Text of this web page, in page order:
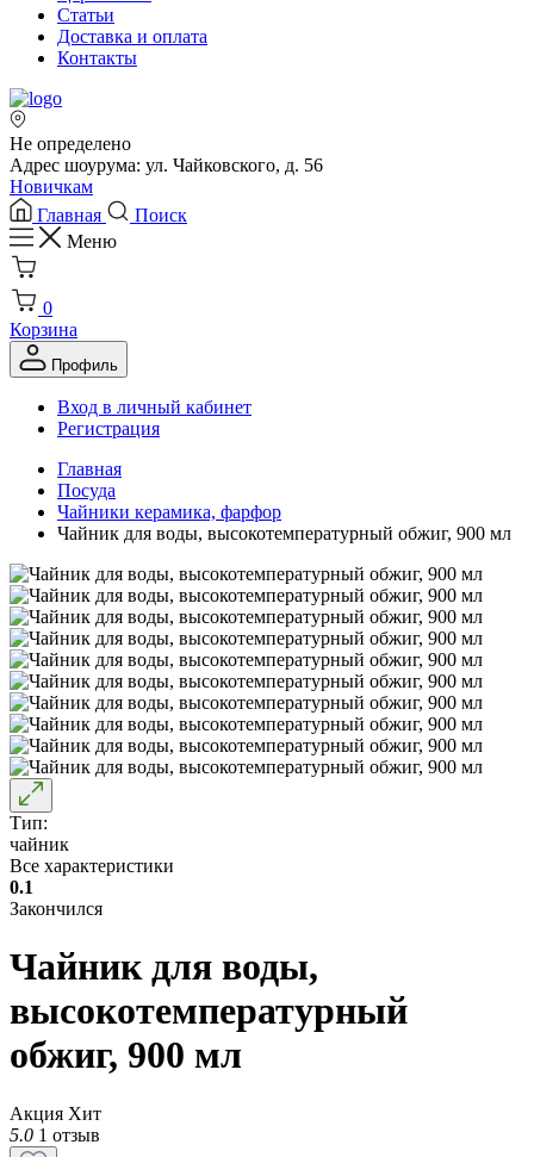
Статьи
Доставка и оплата
Контакты
Не определено
Адрес шоурума: ул. Чайковского, д. 56
Новичкам
Главная
Поиск
Меню
0
Корзина
Профиль
Вход в личный кабинет
Регистрация
Главная
Посуда
Чайники керамика, фарфор
Чайник для воды, высокотемпературный обжиг, 900 мл
Тип:
чайник
Все характеристики
0.1
Закончился
Чайник для воды,
высокотемпературный
обжиг, 900 мл
Акция Хит
5.0 1 отзыв